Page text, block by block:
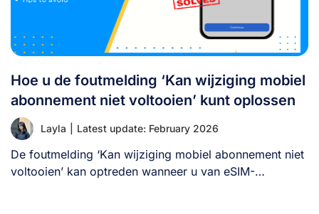
Hoe u de foutmelding ‘Kan wijziging mobiel
abonnement niet voltooien’ kunt oplossen
Layla Latest update: February 2026
De foutmelding ‘Kan wijziging mobiel abonnement niet
voltooien’ kan optreden wanneer u van eSIM-